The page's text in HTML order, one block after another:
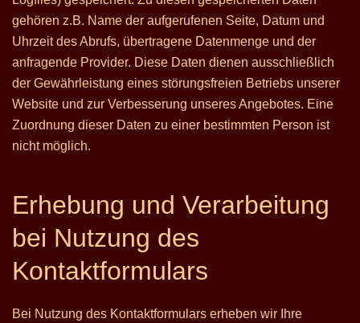
gehören z.B. Name der aufgerufenen Seite, Datum und
Uhrzeit des Abrufs, übertragene Datenmenge und der
anfragende Provider. Diese Daten dienen ausschließlich
der Gewährleistung eines störungsfreien Betriebs unserer
Website und zur Verbesserung unseres Angebotes. Eine
Zuordnung dieser Daten zu einer bestimmten Person ist
nicht möglich.
Erhebung und Verarbeitung
bei Nutzung des
Kontaktformulars
Bei Nutzung des Kontaktformulars erheben wir Ihre